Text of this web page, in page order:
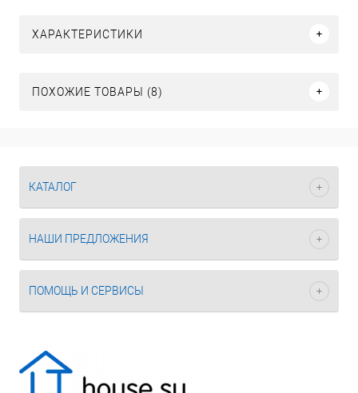
ХАРАКТЕРИСТИКИ
ПОХОЖИЕ ТОВАРЫ (8)
КАТАЛОГ
НАШИ ПРЕДЛОЖЕНИЯ
ПОМОЩЬ И СЕРВИСЫ